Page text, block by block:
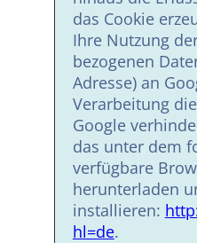
das Cookie
Ihre Nutzung
bezogenen
Adresse) an
Verarbeitung
Google
das unter dem
verfügbare
herunterladen
installieren:
hl=de.